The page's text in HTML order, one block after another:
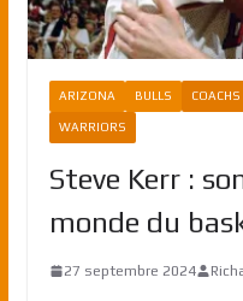
ARIZONA BULLS COACHS
WARRIORS
Steve Kerr :
monde du
27 septembre 2024